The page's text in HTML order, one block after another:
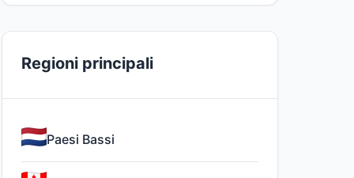
Regioni principali
Paesi Bassi